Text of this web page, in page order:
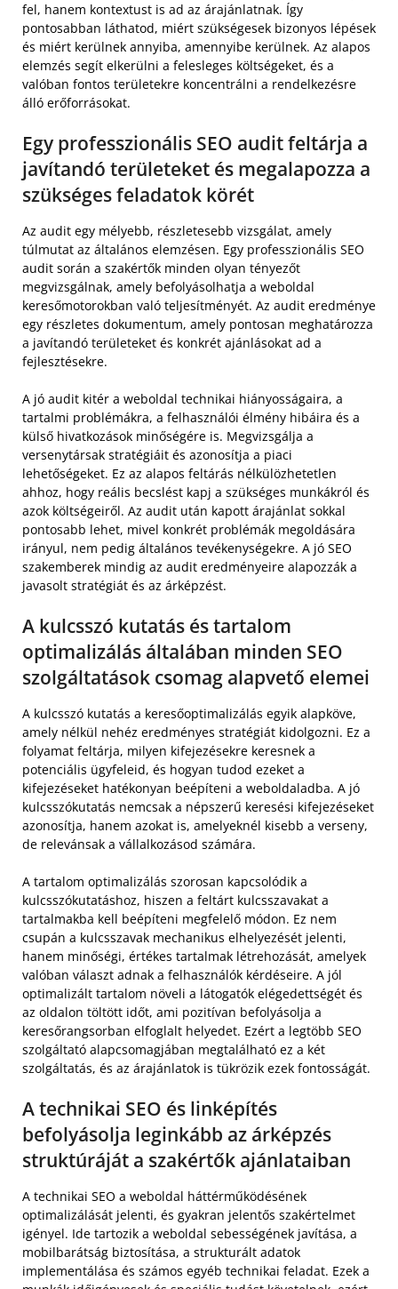
fel, hanem kontextust is ad az árajánlatnak. Így
pontosabban láthatod, miért szükségesek bizonyos lépések
és miért kerülnek annyiba, amennyibe kerülnek. Az alapos
elemzés segít elkerülni a felesleges költségeket, és a
valóban fontos területekre koncentrálni a rendelkezésre
álló erőforrásokat.
Egy professzionális SEO audit feltárja a
javítandó területeket és megalapozza a
szükséges feladatok körét
Az audit egy mélyebb, részletesebb vizsgálat, amely
túlmutat az általános elemzésen. Egy professzionális SEO
audit során a szakértők minden olyan tényezőt
megvizsgálnak, amely befolyásolhatja a weboldal
keresőmotorokban való teljesítményét. Az audit eredménye
egy részletes dokumentum, amely pontosan meghatározza
a javítandó területeket és konkrét ajánlásokat ad a
fejlesztésekre.
A jó audit kitér a weboldal technikai hiányosságaira, a
tartalmi problémákra, a felhasználói élmény hibáira és a
külső hivatkozások minőségére is. Megvizsgálja a
versenytársak stratégiáit és azonosítja a piaci
lehetőségeket. Ez az alapos feltárás nélkülözhetetlen
ahhoz, hogy reális becslést kapj a szükséges munkákról és
azok költségeiről. Az audit után kapott árajánlat sokkal
pontosabb lehet, mivel konkrét problémák megoldására
irányul, nem pedig általános tevékenységekre. A jó SEO
szakemberek mindig az audit eredményeire alapozzák a
javasolt stratégiát és az árképzést.
A kulcsszó kutatás és tartalom
optimalizálás általában minden SEO
szolgáltatások csomag alapvető elemei
A kulcsszó kutatás a keresőoptimalizálás egyik alapköve,
amely nélkül nehéz eredményes stratégiát kidolgozni. Ez a
folyamat feltárja, milyen kifejezésekre keresnek a
potenciális ügyfeleid, és hogyan tudod ezeket a
kifejezéseket hatékonyan beépíteni a weboldaladba. A jó
kulcsszókutatás nemcsak a népszerű keresési kifejezéseket
azonosítja, hanem azokat is, amelyeknél kisebb a verseny,
de relevánsak a vállalkozásod számára.
A tartalom optimalizálás szorosan kapcsolódik a
kulcsszókutatáshoz, hiszen a feltárt kulcsszavakat a
tartalmakba kell beépíteni megfelelő módon. Ez nem
csupán a kulcsszavak mechanikus elhelyezését jelenti,
hanem minőségi, értékes tartalmak létrehozását, amelyek
valóban választ adnak a felhasználók kérdéseire. A jól
optimalizált tartalom növeli a látogatók elégedettségét és
az oldalon töltött időt, ami pozitívan befolyásolja a
keresőrangsorban elfoglalt helyedet. Ezért a legtöbb SEO
szolgáltató alapcsomagjában megtalálható ez a két
szolgáltatás, és az árajánlatok is tükrözik ezek fontosságát.
A technikai SEO és linképítés
befolyásolja leginkább az árképzés
struktúráját a szakértők ajánlataiban
A technikai SEO a weboldal háttérműködésének
optimalizálását jelenti, és gyakran jelentős szakértelmet
igényel. Ide tartozik a weboldal sebességének javítása, a
mobilbarátság biztosítása, a strukturált adatok
implementálása és számos egyéb technikai feladat. Ezek a